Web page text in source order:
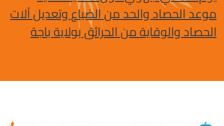
موعد الحصاد والحد من الضياع وتعديل آلات
الحصاد والوقاية من الحرائق بولاية باجة